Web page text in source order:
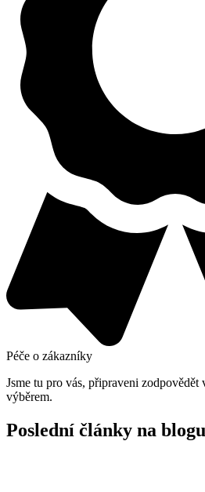
Péče o zákazníky
Jsme tu pro vás, připraveni zodpovědět
výběrem.
Poslední články na blogu